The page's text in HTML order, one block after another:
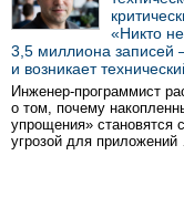
«Никто
3,5 миллиона записей
и возникает
Инженер-программист
о том, почему
упрощения» становятся
угрозой для